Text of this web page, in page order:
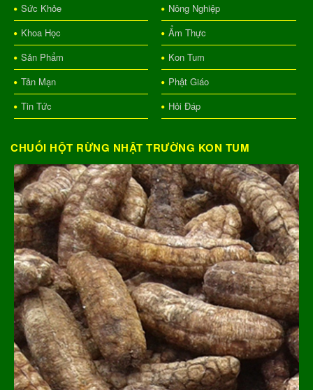
Sức Khỏe
Nông Nghiệp
Khoa Học
Ẩm Thực
Sản Phẩm
Kon Tum
Tản Mạn
Phật Giáo
Tin Tức
Hỏi Đáp
CHUỐI HỘT RỪNG NHẬT TRƯỜNG KON TUM